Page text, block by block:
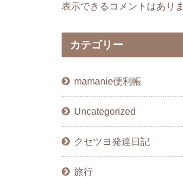
表示できるコメントはありま
カテゴリー
mamanie便利帳
Uncategorized
クセツヨ発達日記
旅行